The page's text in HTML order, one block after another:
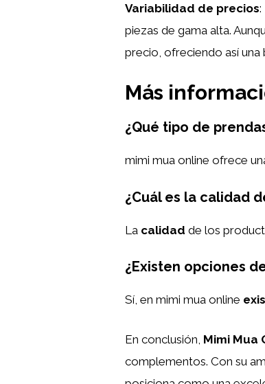
Variabilidad de precios:
piezas de gama alta.
precio, ofreciendo así una
Más
¿Qué tipo de
mimi mua online ofrece
¿Cuál es la calidad
La calidad de los
¿Existen opciones
Sí, en mimi mua online
En conclusión, Mimi Mua
complementos. Con su